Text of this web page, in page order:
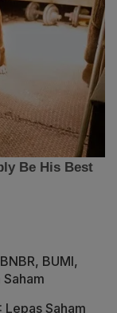
BUMI,
Saham